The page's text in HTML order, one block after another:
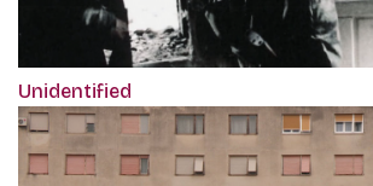
Unidentified